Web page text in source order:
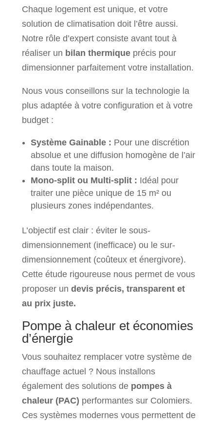
Chaque logement est unique, et votre
solution de climatisation doit l’être aussi.
Notre rôle d’expert consiste avant tout à
réaliser un bilan thermiqueprécis pour
dimensionner parfaitement votre installation.
Nous vous conseillons sur la technologie la
plus adaptée à votre configuration et à votre
budget :
Système Gainable : Pour une discrétion
absolue et une diffusion homogène de l’air
dans toute la maison.
Mono-split ou Multi-split : Idéal pour
traiter une pièce unique de 15 m² ou
plusieurs zones indépendantes.
L’objectif est clair : éviter le sous-
dimensionnement (inefficace) ou le sur-
dimensionnement (coûteux et énergivore).
Cette étude rigoureuse nous permet de vous
proposer un devis précis, transparent et
au prix juste.
Pompe à chaleur et économies
d’énergie
Vous souhaitez remplacer votre système de
chauffage actuel ? Nous installons
également des solutions de pompes à
chaleur (PAC) performantes sur Colomiers.
Ces systèmes modernes vous permettent de